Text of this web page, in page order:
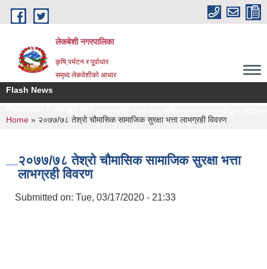
Skip to main content
लेकबेशी नगरपालिका
कृषि,पर्यटन र पू्र्वाधार
समृध्द लेकवेशीको आधार
Flash News
You are here
Home » २०७७/७८ तेश्रो चौमासिक सामाजिक सुरक्षा भत्ता लाभग्रही विवरण
२०७७/७८ तेश्रो चौमासिक सामाजिक सुरक्षा भत्ता
लाभग्रही विवरण
Submitted on: Tue, 03/17/2020 - 21:33